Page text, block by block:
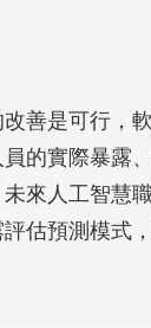
善是可行，
的實際暴露
來人工智慧
估預測模式